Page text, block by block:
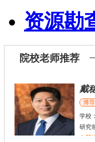
资源勘
院校老师推荐
戴
博导
学校：
研究
立即